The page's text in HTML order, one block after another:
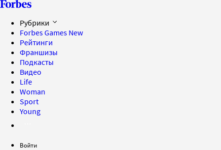
Рубрики
Forbes Games New
Рейтинги
Франшизы
Подкасты
Видео
Life
Woman
Sport
Young
Войти